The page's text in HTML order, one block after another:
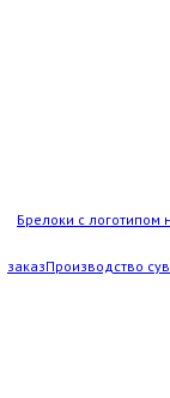
Брелоки с логотипом
заказПроизводство